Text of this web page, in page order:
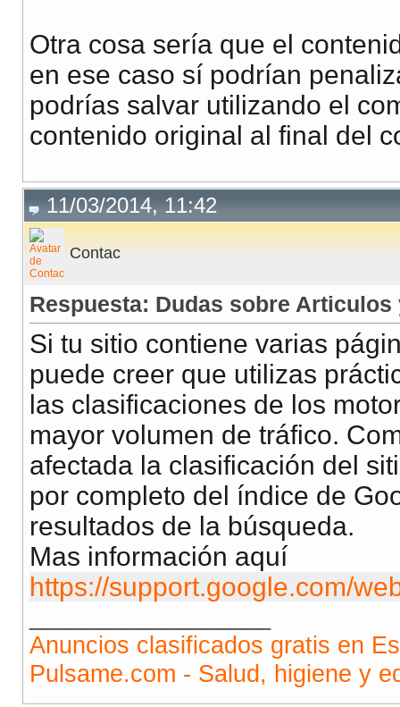
Otra cosa sería que el
en ese caso sí podrían
podrías salvar utilizando el
contenido original al final del
11/03/2014, 11:42
Contac
Respuesta: Dudas sobre Articulos
Si tu sitio contiene varias
puede creer que utilizas
las clasificaciones de los
mayor volumen de tráfico.
afectada la clasificación del
por completo del índice de
resultados de la búsqueda.
Mas información aquí
https://support.google.com/
Anuncios clasificados gratis en
Pulsame.com - Salud, higiene y